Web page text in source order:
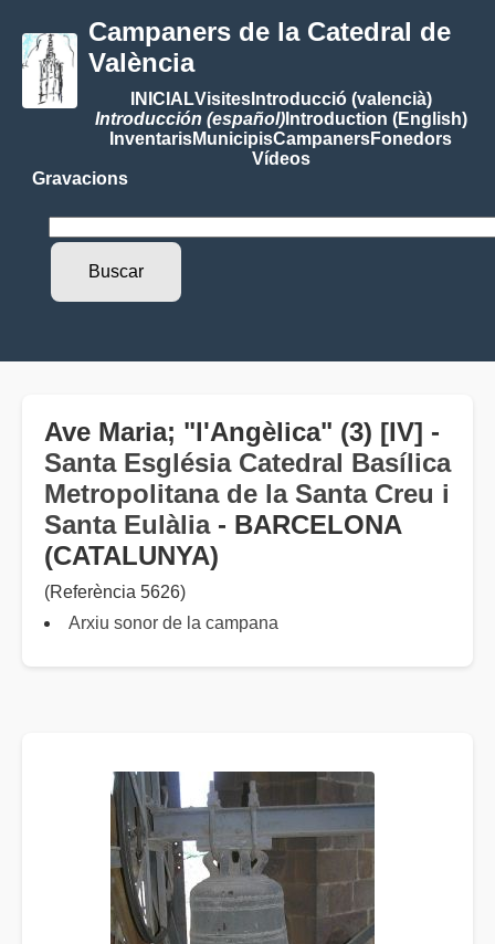
Campaners de la Catedral de
València
INICIALVisitesIntroducció (valencià)
Introducción (español)Introduction (English)
InventarisMunicipisCampanersFonedors
Vídeos
Gravacions
Ave Maria; "l'Angèlica" (3) [IV] -
Santa Església Catedral Basílica
Metropolitana de la Santa Creu i
Santa Eulàlia- BARCELONA
(CATALUNYA)
(Referència 5626)
Arxiu sonor de la campana